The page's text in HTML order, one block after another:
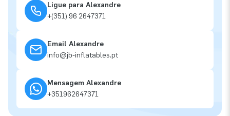
Ligue para Alexandre
+(351) 96 2647371
Email Alexandre
info@jb-inflatables.pt
Mensagem Alexandre
+351962647371